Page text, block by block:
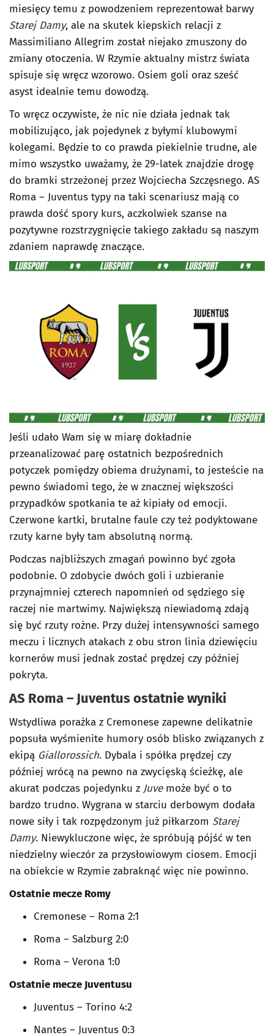
miesięcy temu z powodzeniem reprezentował barwy
Starej Damy, ale na skutek kiepskich relacji z
Massimiliano Allegrim został niejako zmuszony do
zmiany otoczenia. W Rzymie aktualny mistrz świata
spisuje się wręcz wzorowo. Osiem goli oraz sześć
asyst idealnie temu dowodzą.
To wręcz oczywiste, że nic nie działa jednak tak
mobilizująco, jak pojedynek z byłymi klubowymi
kolegami. Będzie to co prawda piekielnie trudne, ale
mimo wszystko uważamy, że 29-latek znajdzie drogę
do bramki strzeżonej przez Wojciecha Szczęsnego. AS
Roma – Juventus typy na taki scenariusz mają co
prawda dość spory kurs, aczkolwiek szanse na
pozytywne rozstrzygnięcie takiego zakładu są naszym
zdaniem naprawdę znaczące.
Jeśli udało Wam się w miarę dokładnie
przeanalizować parę ostatnich bezpośrednich
potyczek pomiędzy obiema drużynami, to jesteście na
pewno świadomi tego, że w znacznej większości
przypadków spotkania te aż kipiały od emocji.
Czerwone kartki, brutalne faule czy też podyktowane
rzuty karne były tam absolutną normą.
Podczas najbliższych zmagań powinno być zgoła
podobnie. O zdobycie dwóch goli i uzbieranie
przynajmniej czterech napomnień od sędziego się
raczej nie martwimy. Największą niewiadomą zdają
się być rzuty rożne. Przy dużej intensywności samego
meczu i licznych atakach z obu stron linia dziewięciu
kornerów musi jednak zostać prędzej czy później
pokryta.
AS Roma – Juventusostatnie wyniki
Wstydliwa porażka z Cremonese zapewne delikatnie
popsuła wyśmienite humory osób blisko związanych z
ekipą Giallorossich. Dybala i spółka prędzej czy
później wrócą na pewno na zwycięską ścieżkę, ale
akurat podczas pojedynku z Juvemoże być o to
bardzo trudno. Wygrana w starciu derbowym dodała
nowe siły i tak rozpędzonym już piłkarzom Starej
Damy. Niewykluczone więc, że spróbują pójść w ten
niedzielny wieczór za przysłowiowym ciosem. Emocji
na obiekcie w Rzymie zabraknąć więc nie powinno.
Ostatnie mecze Romy
Cremonese – Roma 2:1
Roma – Salzburg 2:0
Roma – Verona 1:0
Ostatnie mecze Juventusu
Juventus – Torino 4:2
Nantes – Juventus 0:3